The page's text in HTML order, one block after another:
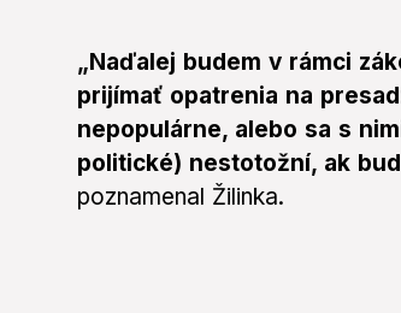
„Naďalej budem v rámci
prijímať opatrenia na
nepopulárne, alebo sa s
politické) nestotožní, ak
poznamenal Žilinka.